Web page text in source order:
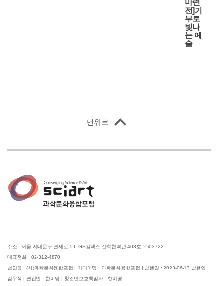
마련
전]기
부로
빛나
는 예
술
맨위로
주소 : 서울 서대문구 연세로 50, GS칼텍스 산학협력관 403호 우)03722
대표전화 : 02-312-4870
법인명 : (사)과학문화융합포럼 | 미디어명 : 과학문화융합포럼 | 발행일 : 2023-06-13 발행인 :
김우식 | 편집인 : 한미영 | 청소년보호책임자 : 한미영